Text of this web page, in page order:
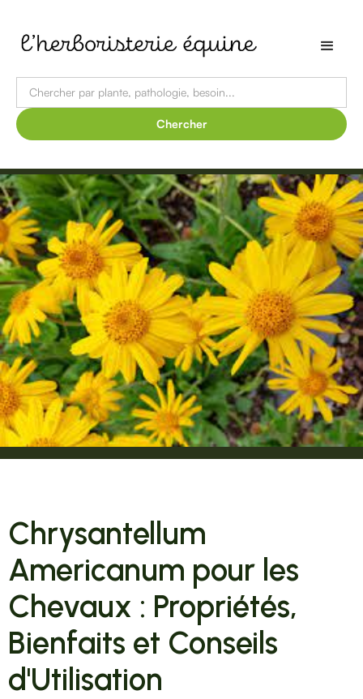
Chrysantellum
Americanum pour les
Chevaux : Propriétés,
Bienfaits et Conseils
d'Utilisation